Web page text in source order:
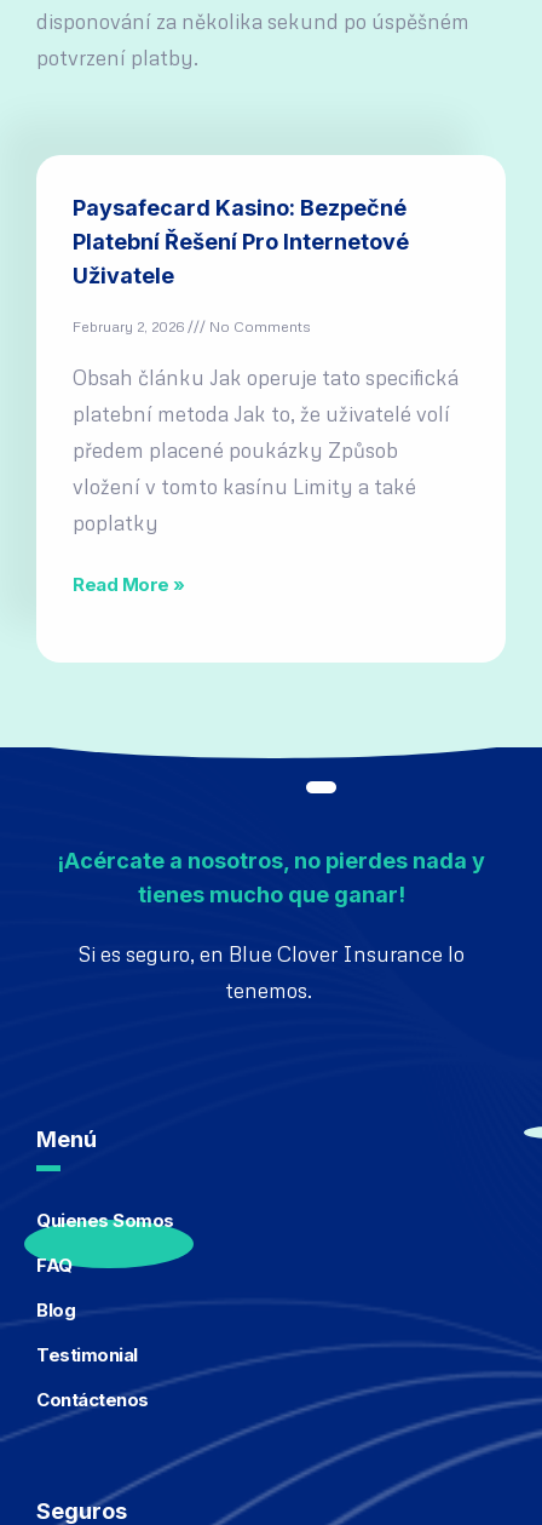
disponování za několika sekund po úspěšném
potvrzení platby.
Paysafecard Kasino: Bezpečné
Platební Řešení Pro Internetové
Uživatele
February 2, 2026 No Comments
Obsah článku Jak operuje tato specifická
platební metoda Jak to, že uživatelé volí
předem placené poukázky Způsob
vložení v tomto kasínu Limity a také
poplatky
Read More »
¡Acércate a nosotros, no pierdes nada y
tienes mucho que ganar!
Si es seguro, en Blue Clover Insurance lo
tenemos.
Menú
Quienes Somos
FAQ
Blog
Testimonial
Contáctenos
Seguros